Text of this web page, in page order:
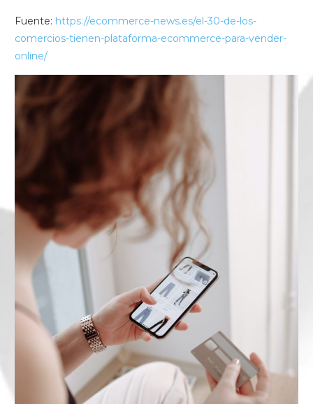
Fuente: https://ecommerce-news.es/el-30-de-los-
comercios-tienen-plataforma-ecommerce-para-vender-
online/